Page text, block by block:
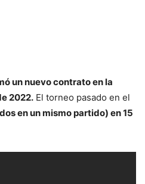
un nuevo contrato en la
2022. El torneo pasado en el
en un mismo partido) en 15